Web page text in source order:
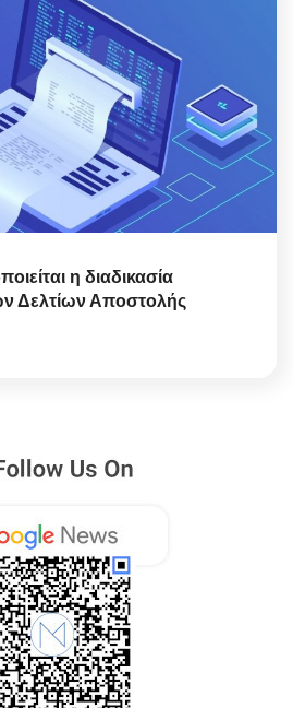
η διαδικασία
Δελτίων Αποστολής